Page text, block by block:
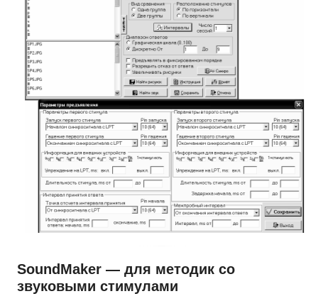
SoundMaker — для методик со
звуковыми стимулами